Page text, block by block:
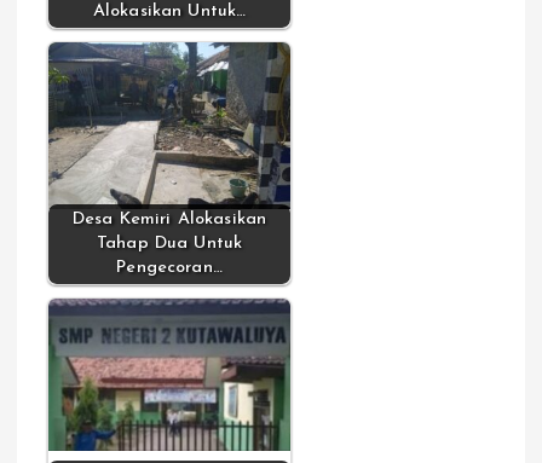
Alokasikan Untuk…
Desa Kemiri Alokasikan
Tahap Dua Untuk
Pengecoran…